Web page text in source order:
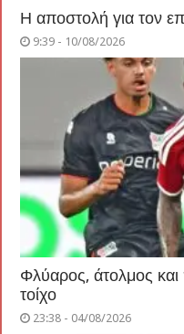
Η αποστολή για τον
9:39 - 10/08/2026
Φλύαρος, άτολμος
τοίχο
23:38 - 04/08/2026